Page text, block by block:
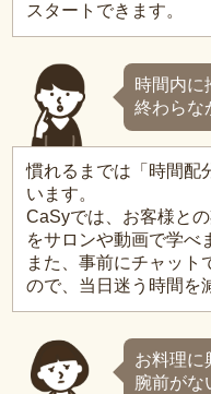
スタートできます。
時間内に
終わらな
慣れるまでは「時間配
います。
CaSyでは、お客様と
をサロンや動画で学べ
また、事前にチャット
ので、当日迷う時間を
お料理に
腕前がな